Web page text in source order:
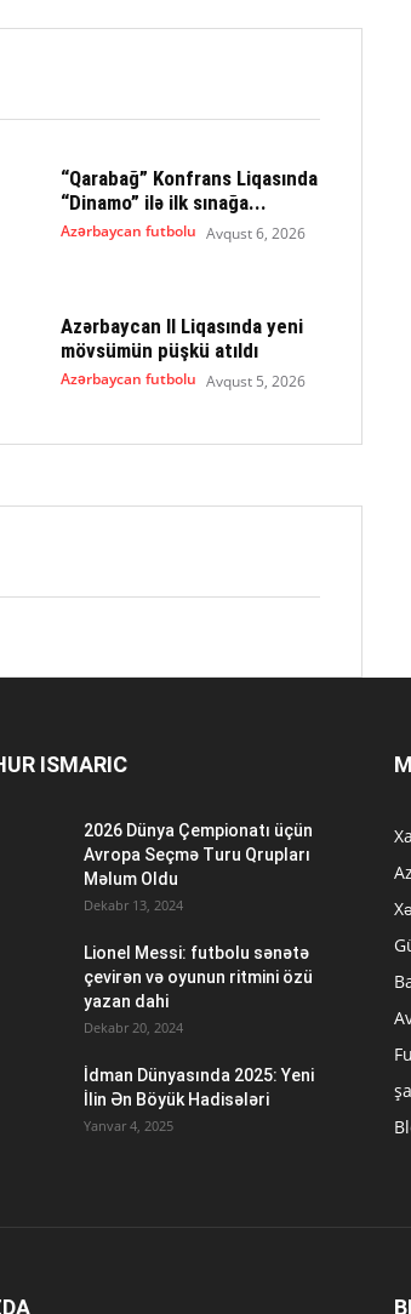
“Qarabağ” Konfrans Liqasında
“Dinamo” ilə ilk sınağa...
Azərbaycan futbolu Avqust 6, 2026
Azərbaycan II Liqasında yeni
mövsümün püşkü atıldı
Azərbaycan futbolu Avqust 5, 2026
ISMARIC
2026 Dünya Çempionatı üçün
Avropa Seçmə Turu Qrupları
Məlum Oldu
Dekabr 13, 2024
Lionel Messi: futbolu sənətə
çevirən və oyunun ritmini özü
yazan dahi
Dekabr 20, 2024
İdman Dünyasında 2025: Yeni
İlin Ən Böyük Hadisələri
Yanvar 4, 2025